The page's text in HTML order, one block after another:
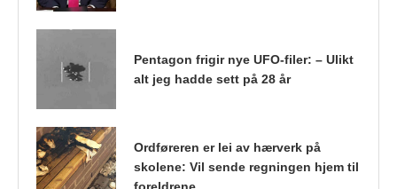
Pentagon frigir nye UFO-filer: – Ulikt
alt jeg hadde sett på 28 år
Ordføreren er lei av hærverk på
skolene: Vil sende regningen hjem til